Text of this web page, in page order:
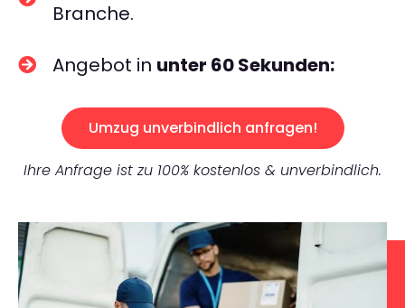
Branche.
Angebot in unter 60 Sekunden:
Umzug unverbindlich anfragen!
Ihre Anfrage ist zu 100% kostenlos & unverbindlich.